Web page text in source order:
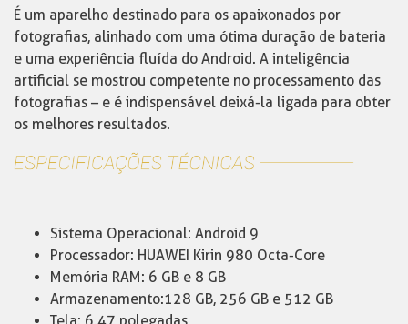
É um aparelho destinado para os apaixonados por
fotografias, alinhado com uma ótima duração de bateria
e uma experiência fluída do Android. A inteligência
artificial se mostrou competente no processamento das
fotografias – e é indispensável deixá-la ligada para obter
os melhores resultados.
Sistema Operacional: Android 9
Processador: HUAWEI Kirin 980 Octa-Core
Memória RAM: 6 GB e 8 GB
Armazenamento:128 GB, 256 GB e 512 GB